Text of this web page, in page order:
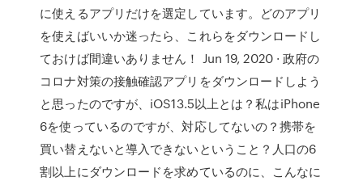
に使えるアプリだけを選定しています。どのアプリ
を使えばいいか迷ったら、これらをダウンロードし
ておけば間違いありません！ Jun 19, 2020 · 政府の
コロナ対策の接触確認アプリをダウンロードしよう
と思ったのですが、iOS13.5以上とは？私はiPhone
6を使っているのですが、対応してないの？携帯を
買い替えないと導入できないということ？人口の6
割以上にダウンロードを求めているのに、こんなに